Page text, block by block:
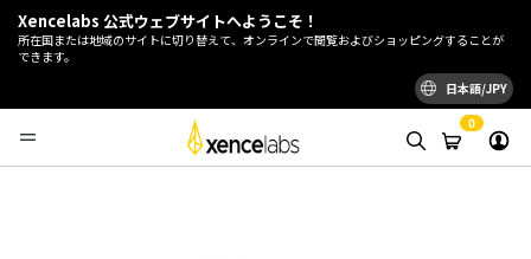
Xencelabs 公式ウェブサイトへようこそ！
所在国または地域のサイトに切り替えて、オンラインで閲覧およびショッピングすることが
できます。
日本語/JPY
0